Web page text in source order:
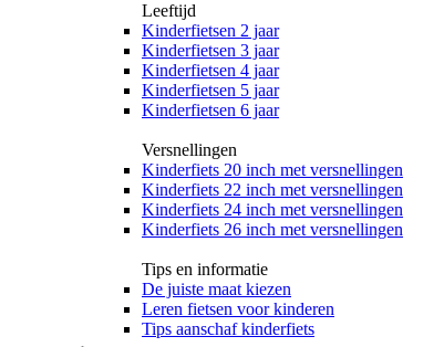
Leeftijd
Kinderfietsen 2 jaar
Kinderfietsen 3 jaar
Kinderfietsen 4 jaar
Kinderfietsen 5 jaar
Kinderfietsen 6 jaar
Versnellingen
Kinderfiets 20 inch met versnellingen
Kinderfiets 22 inch met versnellingen
Kinderfiets 24 inch met versnellingen
Kinderfiets 26 inch met versnellingen
Tips en informatie
De juiste maat kiezen
Leren fietsen voor kinderen
Tips aanschaf kinderfiets